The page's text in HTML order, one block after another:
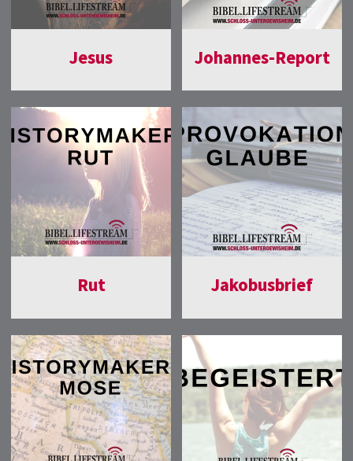
Jesus Johannes-Report
Rut Jakobusbrief